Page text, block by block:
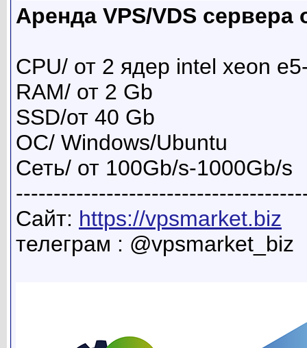
Аренда VPS/VDS сервера
CPU/ от 2 ядер intel xeon
RAM/ от 2 Gb
SSD/от 40 Gb
ОС/ Windows/Ubuntu
Сеть/ от 100Gb/s-1000Gb/s
Сайт: https://vpsmarket.biz
телеграм : @vpsmarket_biz